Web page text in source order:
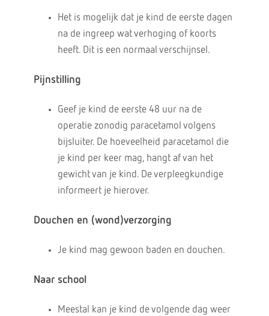
Het is mogelijk dat je kind de eerste dagen
na de ingreep wat verhoging of koorts
heeft. Dit is een normaal verschijnsel.
Pijnstilling
Geef je kind de eerste 48 uur na de
operatie zonodig paracetamol volgens
bijsluiter. De hoeveelheid paracetamol die
je kind per keer mag, hangt af van het
gewicht van je kind. De verpleegkundige
informeert je hierover.
Douchen en (wond)verzorging
Je kind mag gewoon baden en douchen.
Naar school
Meestal kan je kind de volgende dag weer